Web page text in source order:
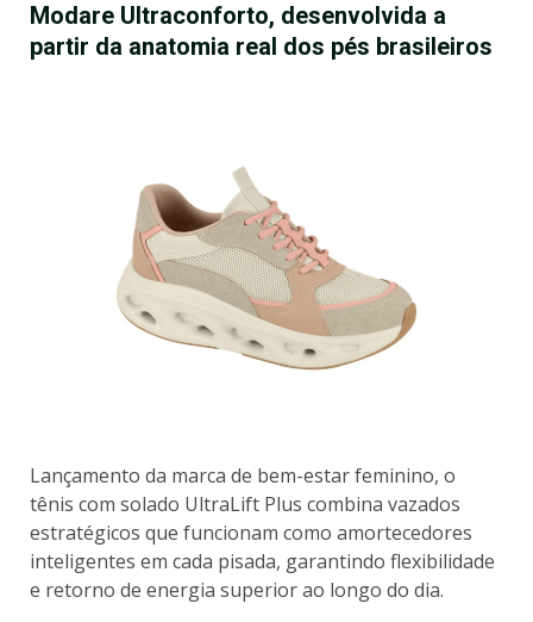
Modare Ultraconforto, desenvolvida a
partir da anatomia real dos pés brasileiros
Lançamento da marca de bem-estar feminino, o
tênis com solado UltraLift Plus combina vazados
estratégicos que funcionam como amortecedores
inteligentes em cada pisada, garantindo flexibilidade
e retorno de energia superior ao longo do dia.